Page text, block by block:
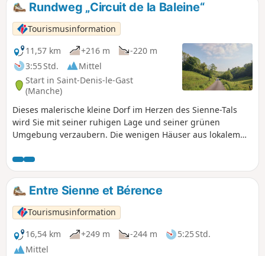
Rundweg „Circuit de la Baleine“
Tourismusinformation
11,57 km
+216 m
-220 m
3:55 Std.
Mittel
Start in Saint-Denis-le-Gast
(Manche)
Dieses malerische kleine Dorf im Herzen des Sienne-Tals
wird Sie mit seiner ruhigen Lage und seiner grünen
Umgebung verzaubern. Die wenigen Häuser aus lokalem
Hänge dieses Tals mit Buchen bewachsen sind, deren
hartes und gleichmäßiges Holz sowohl in der Tischlerei als
auch in der Schreinerei und ganz einfach als Brennholz
verwendet wird.
Entre Sienne et Bérence
Tourismusinformation
16,54 km
+249 m -244 m
5:25 Std.
Mittel